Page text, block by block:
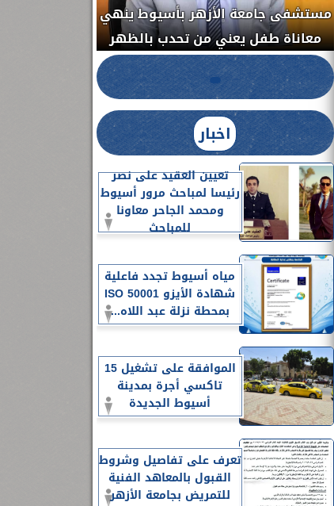
مستشفى جامعة الأزهر بأسيوط ينهي
معاناة طفل يعني من تحدب بالظهر
اخبار
تعيين العقيد على نصر
رئيسا لمباحث مرور أسيوط
ومحمد الجاحر معاونا
للمباحث
مياه أسيوط تجدد فاعلية
شهادة الأيزو ISO 50001
بمحطة نزلة عبد اللاه...
الموافقة على تشغيل 15
تاكسي أجرة بمدينة
أسيوط الجديدة
تعرف على تفاصيل وشروط
القبول بالمعاهد الفنية
للتمريض بجامعة الأزهر